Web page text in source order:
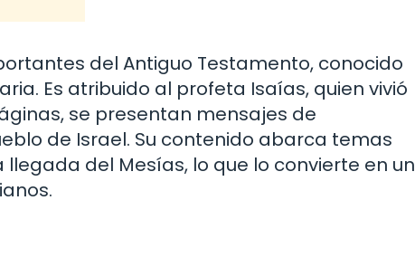
del Antiguo Testamento, conocido
Es atribuido al profeta Isaías, quien vivió
se presentan mensajes de
de Israel. Su contenido abarca temas
del Mesías, lo que lo convierte en un